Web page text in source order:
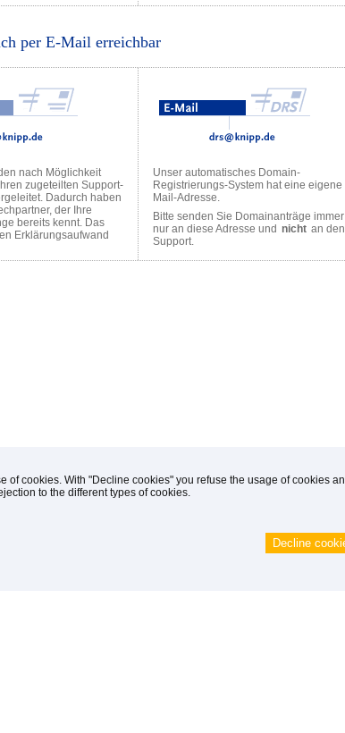
per E-Mail erreichbar
nach Möglichkeit
zugeteilten Support-
Dadurch haben
der Ihre
bereits kennt. Das
Erklärungsaufwand
Unser automatisches Domain-
Registrierungs-System hat eine eigene
Mail-Adresse.
Bitte senden Sie Domainanträge immer
nur an diese Adresse und nicht an den
Support.
cookies. With "Decline cookies" you refuse the usage of cookies
to the different types of cookies.
Decline